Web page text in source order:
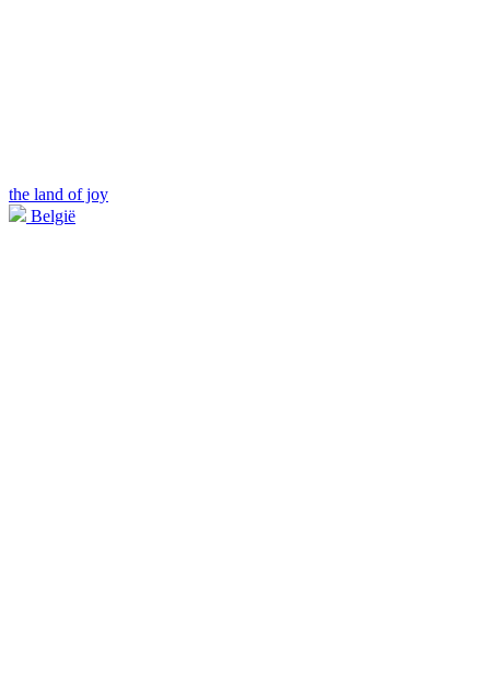
the land of joy
België